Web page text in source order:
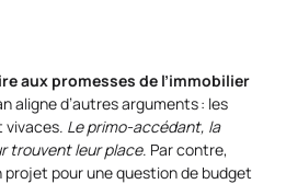
aux promesses de l’immobilier
aligne d’autres arguments : les
vivaces. Le primo-accédant, la
trouvent leur place. Par contre,
projet pour une question de budget